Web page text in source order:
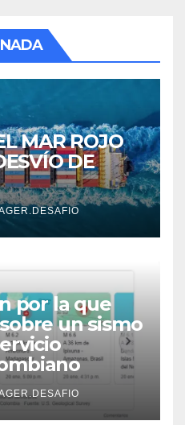
MAR ROJO
DE
por la que
un sismo